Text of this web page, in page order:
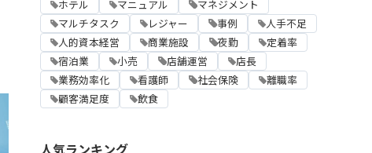
ホテル
マニュアル
マネジメント
マルチタスク
レジャー 事例
人手不足
人的資本経営
商業施設 夜勤
定着率
宿泊業
小売 店舗運営
店長
業務効率化
看護師 社会保険
離職率
顧客満足度
飲食
人気ランキング